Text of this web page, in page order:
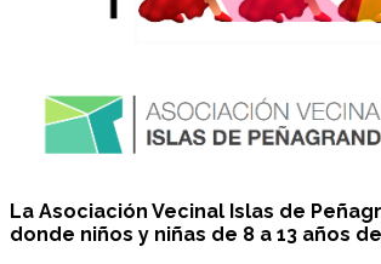
La Asociación Vecinal Islas de
donde niños y niñas de 8 a 13 años